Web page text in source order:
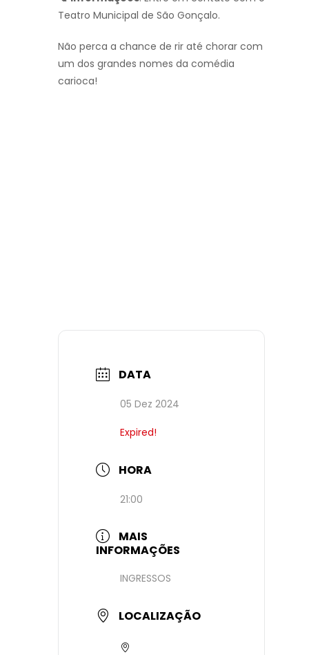
Teatro Municipal de São Gonçalo.
Não perca a chance de rir até chorar com
um dos grandes nomes da comédia
carioca!
DATA
05 Dez 2024
Expired!
HORA
21:00
MAIS
INFORMAÇÕES
INGRESSOS
LOCALIZAÇÃO